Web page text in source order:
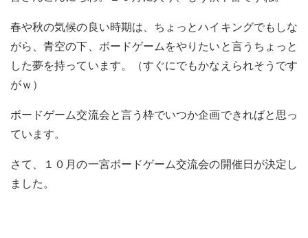
春や秋の気候の良い時期は、ちょっとハイキングでもしな
がら、青空の下、ボードゲームをやりたいと言うちょっと
した夢を持っています。（すぐにでもかなえられそうです
がｗ）
ボードゲーム交流会と言う枠でいつか企画できればと思っ
ています。
さて、１０月の一宮ボードゲーム交流会の開催日が決定し
ました。